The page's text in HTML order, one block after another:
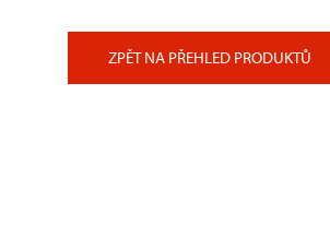
ZPĚT NA PŘEHLED PRODUKTŮ